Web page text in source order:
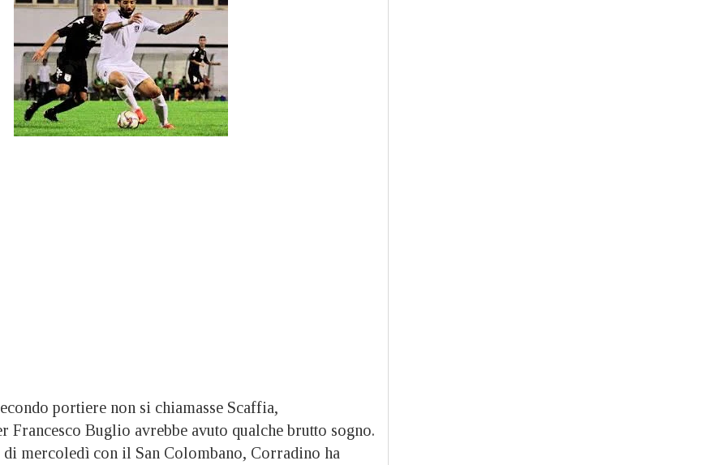
portiere non si chiamasse Scaffia,
Francesco Buglio avrebbe avuto qualche brutto sogno.
di mercoledì con il San Colombano, Corradino ha